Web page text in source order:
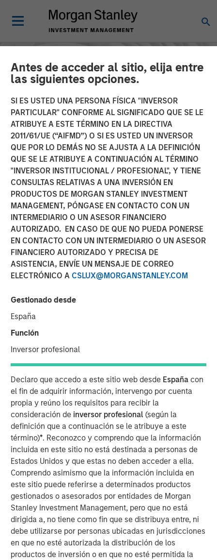
Antes de acceder al sitio, elija entre
las siguientes opciones.
SI ES USTED UNA PERSONA FÍSICA "INVERSOR
PARTICULAR" CONFORME AL SIGNIFICADO QUE SE LE
ATRIBUYE A ESTE TÉRMINO EN LA DIRECTIVA
2011/61/UE (“AIFMD”) O SI ES USTED UN INVERSOR
QUE POR LO DEMÁS NO SE AJUSTA A LA DEFINICIÓN
QUE SE LE ATRIBUYE A CONTINUACIÓN AL TÉRMINO
"INVERSOR INSTITUCIONAL / PROFESIONAL", Y TIENE
CONSULTAS RELATIVAS A UNA INVERSIÓN EN
PRODUCTOS DE MORGAN STANLEY INVESTMENT
MANAGEMENT, PÓNGASE EN CONTACTO CON UN
INTERMEDIARIO O UN ASESOR FINANCIERO
AUTORIZADO. EN CASO DE QUE NO PUEDA PONERSE
EN CONTACTO CON UN INTERMEDIARIO O UN ASESOR
FINANCIERO AUTORIZADO Y PRECISA DE
ASISTENCIA, ENVÍE UN MENSAJE DE CORREO
ELECTRÓNICO A CSLUX@MORGANSTANLEY.COM
Gestionado desde
España
Función
Inversor profesional
Declaro que accedo a este sitio web desde España con
el fin de adquirir información, intervengo por cuenta
propia y reúno los requisitos para recibir la
consideración de inversor profesional(según la
definición que a continuación se le atribuye a este
término)*. Reconozco y comprendo que la información
incluida en este sitio no está destinada a personas de
Estados Unidos y que estas no deben acceder a ella.
Comprendo asimismo que la información incluida en
este sitio puede referirse a determinados productos
gestionados o asesorados por entidades de Morgan
Stanley Investment Management, pero que no está
dirigida a, no tiene como fin que se distribuya entre, ni
debe utilizarse por personas ubicadas en jurisdicciones
en que no esté autorizada la distribución de los
productos de inversión o en que no esté permitida la
INSIGHTS
AI's hidden winners:
Seeking opportunity
beyond the obvious
09 ENERO 2026
Counterpoint Global has been studying how artificial
intelligence (AI) and automation are reshaping business
efficiency. The research is ongoing, but the findings may
be surprising. The biggest beneficiaries of AI may not be
operations, workforce productivity, and profit margins.
Four key takeaways:
Look beyond the obvious AI winners
Long-term success may favor companies
integrating AI into their business models, not
Culture is a competitive advantage
Strong human capital strategies often
correlate with sustainable profitability
Productivity = Profitability
AI-driven efficiency could lift EBIT margins
across industrials (+12%), technology (+17%),
and consumer discretionary (+28%)